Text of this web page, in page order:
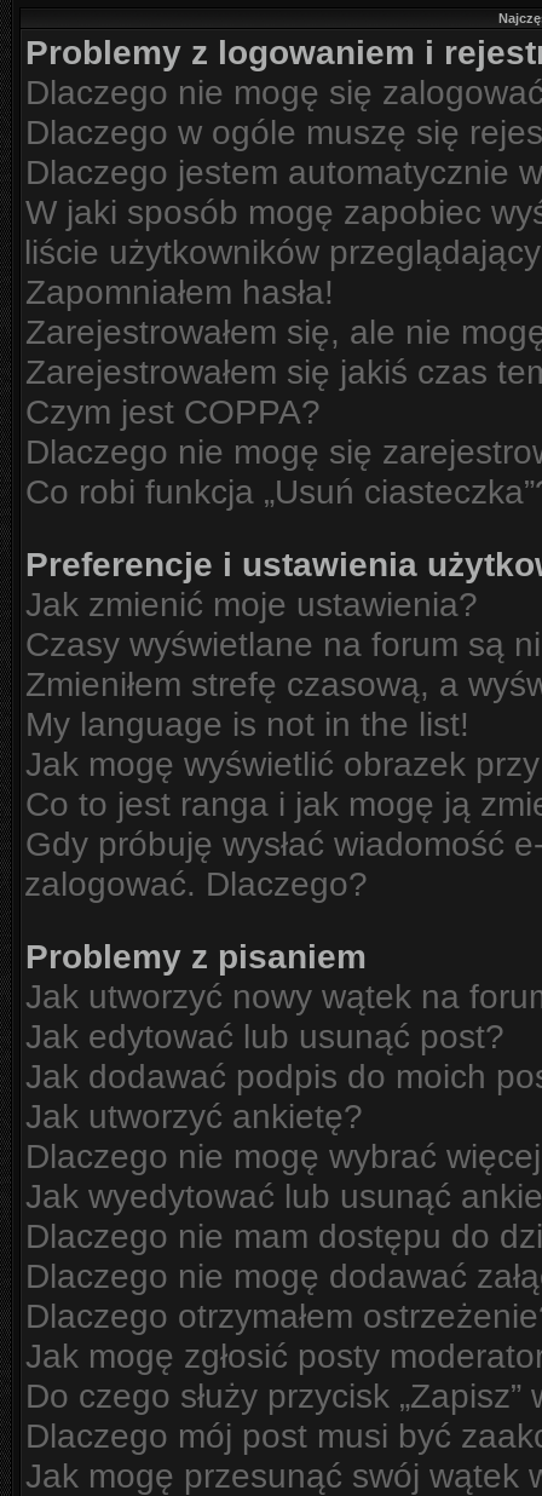
Problemy z logowaniem i
Dlaczego nie mogę się
Dlaczego w ogóle muszę się
Dlaczego jestem automatycznie
W jaki sposób mogę zapobiec
liście użytkowników
Zapomniałem hasła!
Zarejestrowałem się, ale nie
Zarejestrowałem się jakiś czas
Czym jest COPPA?
Dlaczego nie mogę się
Co robi funkcja „Usuń
Preferencje i ustawienia
Jak zmienić moje ustawienia?
Czasy wyświetlane na forum są
Zmieniłem strefę czasową, a
My language is not in the list!
Jak mogę wyświetlić obrazek
Co to jest ranga i jak mogę ją
Gdy próbuję wysłać wiadomość
zalogować. Dlaczego?
Problemy z pisaniem
Jak utworzyć nowy wątek na
Jak edytować lub usunąć post?
Jak dodawać podpis do moich
Jak utworzyć ankietę?
Dlaczego nie mogę wybrać
Jak wyedytować lub usunąć
Dlaczego nie mam dostępu do
Dlaczego nie mogę dodawać
Dlaczego otrzymałem
Jak mogę zgłosić posty
Do czego służy przycisk
Dlaczego mój post musi być
Jak mogę przesunąć swój wątek